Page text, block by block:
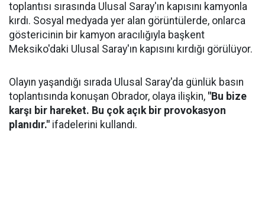
toplantısı sırasında Ulusal Saray'ın kapısını kamyonla
kırdı. Sosyal medyada yer alan görüntülerde, onlarca
göstericinin bir kamyon aracılığıyla başkent
Meksiko'daki Ulusal Saray'ın kapısını kırdığı görülüyor.
Olayın yaşandığı sırada Ulusal Saray'da günlük basın
toplantısında konuşan Obrador, olaya ilişkin, "Bu bize
karşı bir hareket. Bu çok açık bir provokasyon
planıdır." ifadelerini kullandı.